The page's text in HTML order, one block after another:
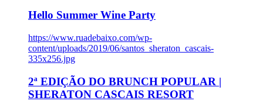
Hello Summer Wine Party
https://www.ruadebaixo.com/wp-
content/uploads/2019/06/santos_sheraton_cascais-
335x256.jpg
2ª EDIÇÃO DO BRUNCH POPULAR |
SHERATON CASCAIS RESORT